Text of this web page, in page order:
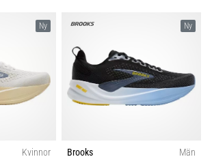
Ny
Kvinnor
Ny
Brooks
Män